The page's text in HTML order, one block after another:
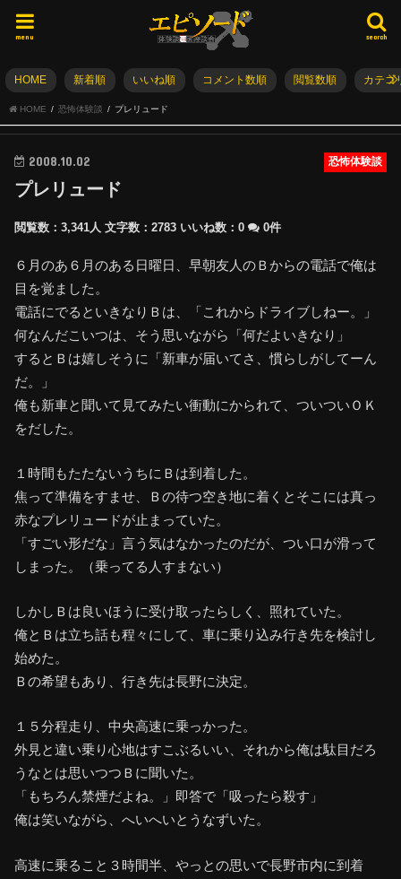
search
menu
HOME 新着順 いいね順 コメント数順 閲覧数順 カテゴ
HOME 恐怖体験談 プレリュード
恐怖体験談
2008.10.02
プレリュード
閲覧数：3,341人 文字数：2783 いいね数：0 0件
６月のあ６月のある日曜日、早朝友人のＢからの電話で俺は
目を覚ました。
電話にでるといきなりＢは、「これからドライブしねー。」
何なんだこいつは、そう思いながら「何だよいきなり」
するとＢは嬉しそうに「新車が届いてさ、慣らしがしてーん
だ。」
俺も新車と聞いて見てみたい衝動にかられて、ついついＯＫ
をだした。
１時間もたたないうちにＢは到着した。
焦って準備をすませ、Ｂの待つ空き地に着くとそこには真っ
赤なプレリュードが止まっていた。
「すごい形だな」言う気はなかったのだが、つい口が滑って
しまった。（乗ってる人すまない）
しかしＢは良いほうに受け取ったらしく、照れていた。
俺とＢは立ち話も程々にして、車に乗り込み行き先を検討し
始めた。
Ｂの希望もあり、行き先は長野に決定。
１５分程走り、中央高速に乗っかった。
外見と違い乗り心地はすこぶるいい、それから俺は駄目だろ
うなとは思いつつＢに聞いた。
「もちろん禁煙だよね。」即答で「吸ったら殺す」
俺は笑いながら、へいへいとうなずいた。
高速に乗ること３時間半、やっとの思いで長野市内に到着